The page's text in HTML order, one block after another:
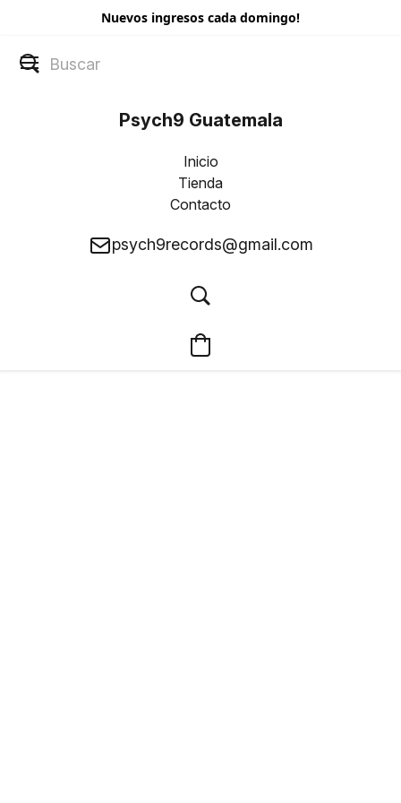
Nuevos ingresos cada domingo!
Psych9 Guatemala
Inicio
Tienda
Contacto
psych9records@gmail.com